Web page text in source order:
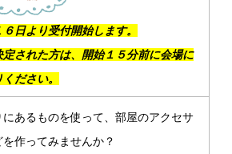
日より受付開始します。
された方は、開始１５分前に会場に
ださい。
にあるものを使って、部屋のアクセサ
を作ってみませんか？